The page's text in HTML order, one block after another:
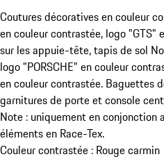
Coutures décoratives en couleur
en couleur contrastée, logo "GTS"
sur les appuie-tête, tapis de sol
logo "PORSCHE" en couleur
en couleur contrastée. Baguettes
garnitures de porte et console
Note : uniquement en conjonction
éléments en Race-Tex.
Couleur contrastée : Rouge carmin